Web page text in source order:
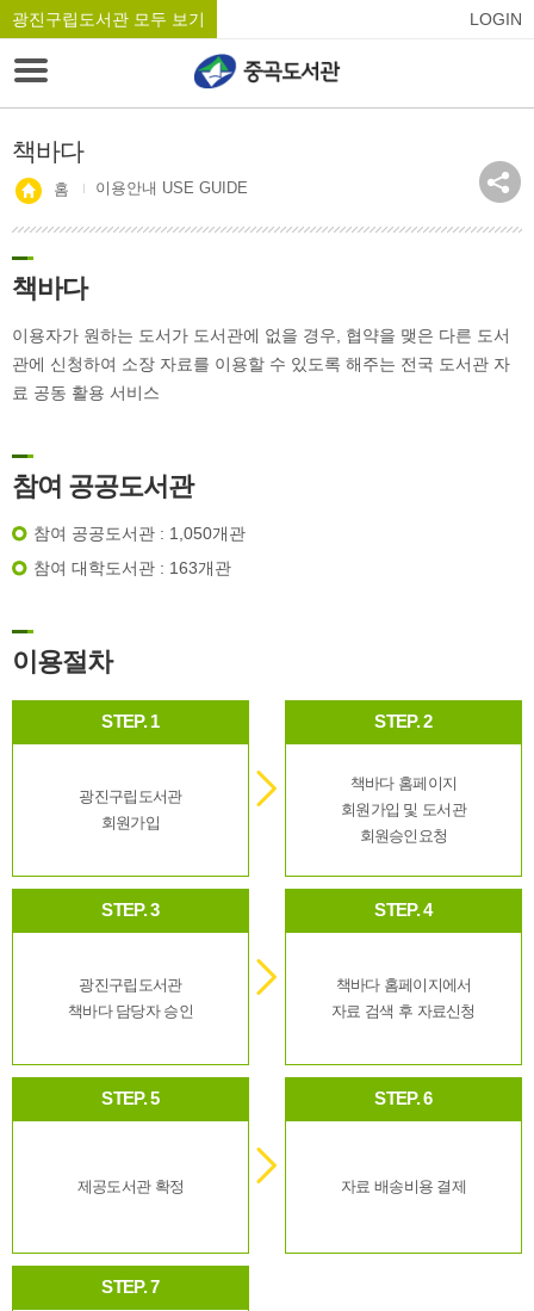
광진구립도서관 모두 보기 LOGIN
책바다
홈 이용안내 USE GUIDE
책바다
이용자가 원하는 도서가 도서관에 없을 경우, 협약을 맺은 다른 도서
관에 신청하여 소장 자료를 이용할 수 있도록 해주는 전국 도서관 자
료 공동 활용 서비스
참여 공공도서관
참여 공공도서관 : 1,050개관
참여 대학도서관 : 163개관
이용절차
STEP. 1
광진구립도서관
회원가입
STEP. 2
책바다 홈페이지
회원가입 및 도서관
회원승인요청
STEP. 3
광진구립도서관
책바다 담당자 승인
STEP. 4
책바다 홈페이지에서
자료 검색 후 자료신청
STEP. 5
제공도서관 확정
STEP. 6
자료 배송비용 결제
STEP. 7